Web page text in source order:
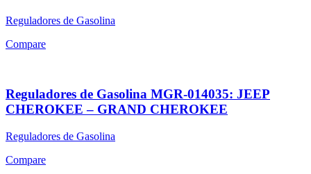
Reguladores de Gasolina
Compare
Reguladores de Gasolina MGR-014035: JEEP
CHEROKEE – GRAND CHEROKEE
Reguladores de Gasolina
Compare